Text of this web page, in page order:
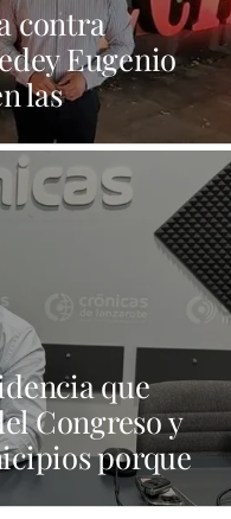
contra
Eugenio
las
que
Congreso y
porque
en un fiesta